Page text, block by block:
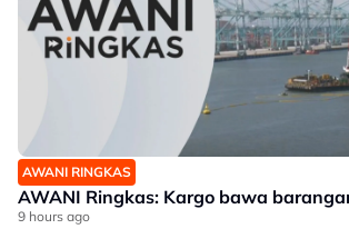
AWANI RINGKAS
AWANI Ringkas: Kargo bawa
9 hours ago